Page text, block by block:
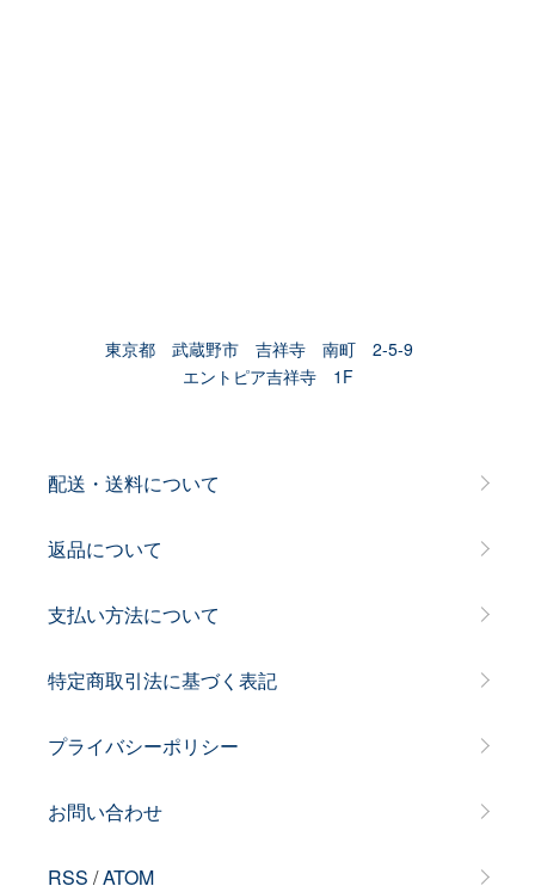
東京都 武蔵野市 吉祥寺 南町 2-5-9
エントピア吉祥寺 1F
配送・送料について
返品について
支払い方法について
特定商取引法に基づく表記
プライバシーポリシー
お問い合わせ
RSS /ATOM